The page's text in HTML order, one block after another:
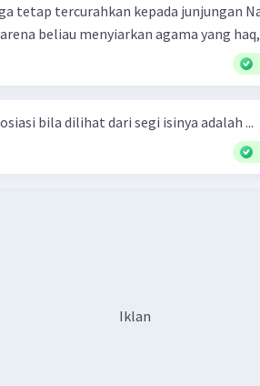
tetap tercurahkan kepada junjungan
beliau menyiarkan agama yang
oleh Allah swt. Semoga kita sekalian
Amin ya rabbal alamin. Hadirin
sanak saudara, bahkan juga di
maka terjalinlah di antara kita saling
bila dilihat dari segi isinya adalah ...
Iklan